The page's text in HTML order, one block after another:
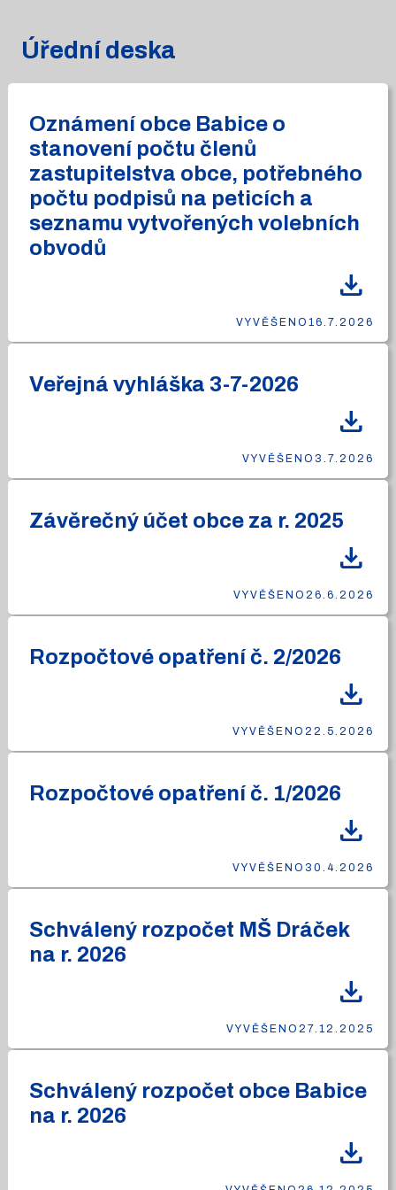
Úřední deska
Oznámení obce Babice o
stanovení počtu členů
zastupitelstva obce, potřebného
počtu podpisů na peticích a
seznamu vytvořených volebních
obvodů
download
VYVĚŠENO 16.7.2026
Veřejná vyhláška 3-7-2026
download
VYVĚŠENO 3.7.2026
Závěrečný účet obce za r. 2025
download
VYVĚŠENO 26.6.2026
Rozpočtové opatření č. 2/2026
download
VYVĚŠENO 22.5.2026
Rozpočtové opatření č. 1/2026
download
VYVĚŠENO 30.4.2026
Schválený rozpočet MŠ Dráček
na r. 2026
download
VYVĚŠENO 27.12.2025
Schválený rozpočet obce Babice
na r. 2026
download